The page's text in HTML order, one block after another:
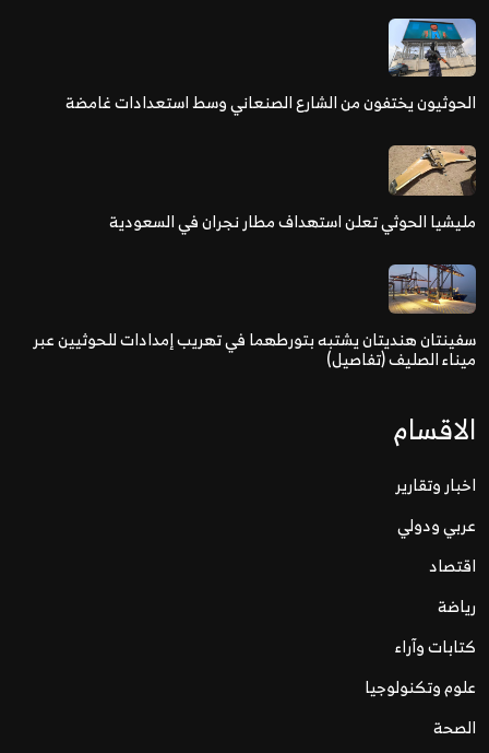
الحوثيون يختفون من الشارع الصنعاني وسط استعدادات غامضة
مليشيا الحوثي تعلن استهداف مطار نجران في السعودية
سفينتان هنديتان يشتبه بتورطهما في تهريب إمدادات للحوثيين عبر
ميناء الصليف (تفاصيل)
الاقسام
اخبار وتقارير
عربي ودولي
اقتصاد
رياضة
كتابات وآراء
علوم وتكنولوجيا
الصحة